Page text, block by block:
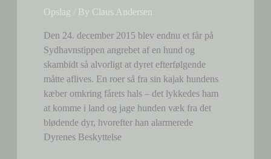
Opslag / By Claus Andersen
Den 24. december 2015 blev endnu et får på
Sydhavnstippen angrebet af en hund og
skambidt så alvorligt at dyret efterfølgende
måtte aflives. En roer så fra sin kajak hundens
kæber omkring fårets hals – det lykkedes ham
at komme i land og jage hunden væk fra det
blødende dyr, hvorefter han alarmerede
Dyrenes Beskyttelse